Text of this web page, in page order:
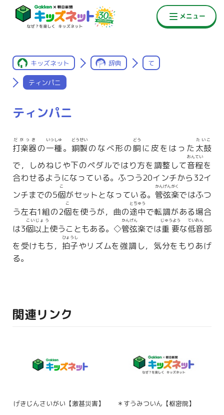
キッズネット 辞典 て
ティンパニ
ティンパニ
打楽器
だがっき
の一種
いっしゅ
。 銅製
どうせい
のなべ形の胴
どう
に皮をはった太鼓
たいこ
で，しめねじや下のペダルではり方を調整して音程
おんてい
を
合わせるようになっている。ふつう20インチから32イ
ンチまでの5個
こ
がセットとなっている。 管弦楽
かんげんがく
ではふつ
う左右1組の2個
こ
を使うが，曲の途中
とちゅう
で転調がある場合
は3個以上
こいじょう
使うこともある。◇管弦
かんげん
楽では重要
じゅうよう
な低音
ていおん
部
を受けもち， 拍子
ひょうし
やリズムを強調し，気分をもりあげ
る。
関連リンク
げきじんさいがい【激甚災害】 ＊すうみついん【枢密院】